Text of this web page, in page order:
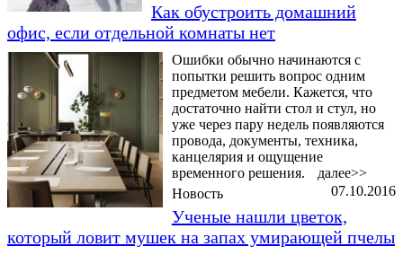
Как обустроить домашний
офис, если отдельной комнаты нет
Ошибки обычно начинаются с
попытки решить вопрос одним
предметом мебели. Кажется, что
достаточно найти стол и стул, но
уже через пару недель появляются
провода, документы, техника,
канцелярия и ощущение
временного решения.
далее>>
07.10.2016
Новость
Ученые нашли цветок,
который ловит мушек на запах умирающей пчелы